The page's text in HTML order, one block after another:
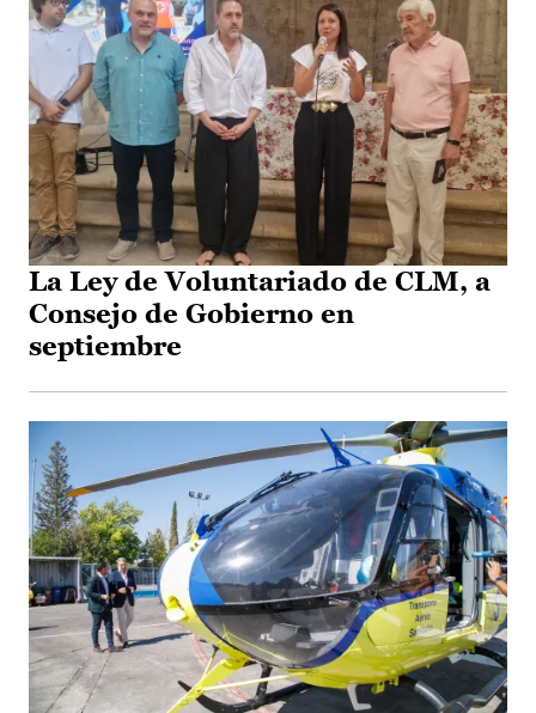
La Ley de Voluntariado de CLM, a
Consejo de Gobierno en
septiembre